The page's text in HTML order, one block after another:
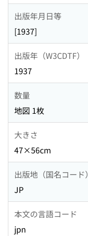
出版年月日等
[1937]
出版年（W3CDTF）
1937
数量
地図 1枚
大きさ
47×56cm
出版地（国名コード）
JP
本文の言語コード
jpn